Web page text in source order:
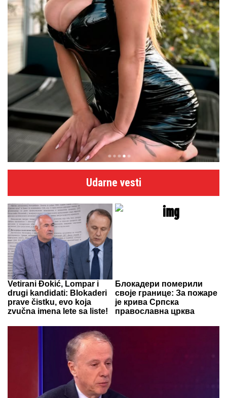
Udarne vesti
Vetirani Đokić, Lompar i
drugi kandidati: Blokaderi
prave čistku, evo koja
zvučna imena lete sa liste!
Блокадери померили
своје границе: За пожаре
је крива Српска
православна црква